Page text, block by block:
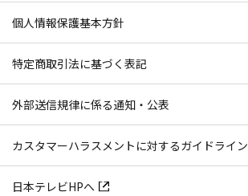
個人情報保護基本方針
特定商取引法に基づく表記
外部送信規律に係る通知・公表
カスタマーハラスメントに対するガイドライン
日本テレビHPへ